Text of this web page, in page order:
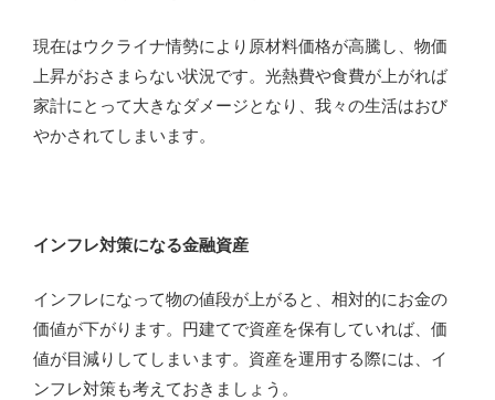
現在はウクライナ情勢により原材料価格が高騰し、物価
上昇がおさまらない状況です。光熱費や食費が上がれば
家計にとって大きなダメージとなり、我々の生活はおび
やかされてしまいます。
インフレ対策になる金融資産
インフレになって物の値段が上がると、相対的にお金の
価値が下がります。円建てで資産を保有していれば、価
値が目減りしてしまいます。資産を運用する際には、イ
ンフレ対策も考えておきましょう。